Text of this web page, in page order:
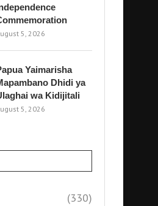
5, 2026
Yaimarisha
Dhidi ya
wa Kidijitali
5, 2026
(330)